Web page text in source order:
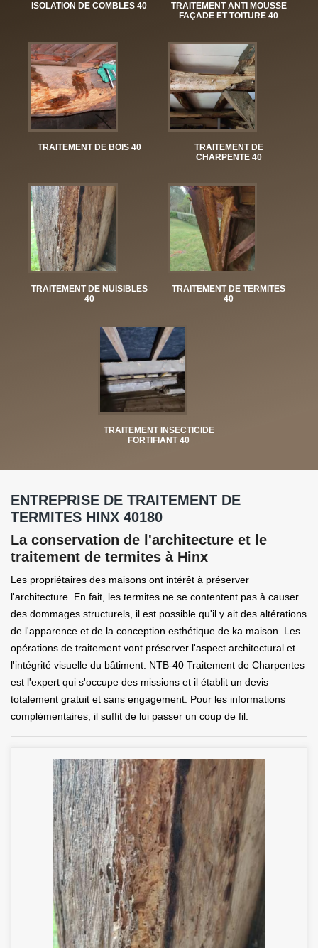
ISOLATION DE COMBLES 40
TRAITEMENT ANTI MOUSSE
FAÇADE ET TOITURE 40
TRAITEMENT DE BOIS 40
TRAITEMENT DE
CHARPENTE 40
TRAITEMENT DE NUISIBLES
40
TRAITEMENT DE TERMITES
40
TRAITEMENT INSECTICIDE
FORTIFIANT 40
ENTREPRISE DE TRAITEMENT DE
TERMITES HINX 40180
La conservation de l'architecture et le
traitement de termites à Hinx
Les propriétaires des maisons ont intérêt à préserver
l'architecture. En fait, les termites ne se contentent pas à causer
des dommages structurels, il est possible qu'il y ait des altérations
de l'apparence et de la conception esthétique de ka maison. Les
opérations de traitement vont préserver l'aspect architectural et
l'intégrité visuelle du bâtiment. NTB-40 Traitement de Charpentes
est l'expert qui s'occupe des missions et il établit un devis
totalement gratuit et sans engagement. Pour les informations
complémentaires, il suffit de lui passer un coup de fil.